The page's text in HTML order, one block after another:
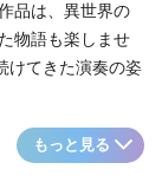
品は、異世界の
物語も楽しませ
けてきた演奏の姿
もっと見る